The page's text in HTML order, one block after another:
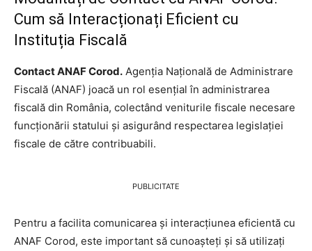
Cum să Interacționați Eficient cu
Instituția Fiscală
Contact ANAF Corod. Agenția Națională de Administrare
Fiscală (ANAF) joacă un rol esențial în administrarea
fiscală din România, colectând veniturile fiscale necesare
funcționării statului și asigurând respectarea legislației
fiscale de către contribuabili.
PUBLICITATE
Pentru a facilita comunicarea și interacțiunea eficientă cu
ANAF Corod, este important să cunoașteți și să utilizați